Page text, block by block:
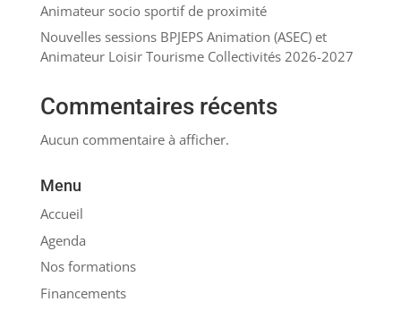
Animateur socio sportif de proximité
Nouvelles sessions BPJEPS Animation (ASEC) et
Animateur Loisir Tourisme Collectivités 2026-2027
Commentaires récents
Aucun commentaire à afficher.
Menu
Accueil
Agenda
Nos formations
Financements